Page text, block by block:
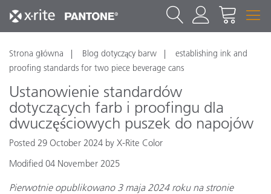
Strona główna Blog dotyczący barw
establishing ink and
proofing standards for two piece beverage cans
Ustanowienie standardów
dotyczących farb i proofingu dla
dwuczęściowych puszek do napojów
Posted 29 October 2024 by X-Rite Color
Modified 04 November 2025
Pierwotnie opublikowano 3 maja 2024 roku na stronie